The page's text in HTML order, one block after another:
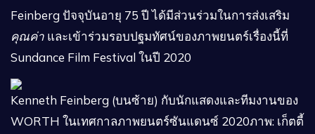
Feinberg ปัจจุบันอายุ 75 ปี ได้มีส่วนร่วมในการส่งเสริม
คุณค่า และเข้าร่วมรอบปฐมทัศน์ของภาพยนตร์เรื่องนี้ที่
Sundance Film Festival ในปี 2020
Kenneth Feinberg (บนซ้าย) กับนักแสดงและทีมงานของ
WORTH ในเทศกาลภาพยนตร์ซันแดนซ์ 2020ภาพ: เก็ตตี้